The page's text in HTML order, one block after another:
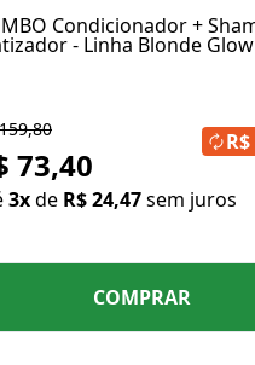
Condicionador +
- Linha Blonde Glow
73,40
3xde R$ 24,47sem juros
COMPRAR